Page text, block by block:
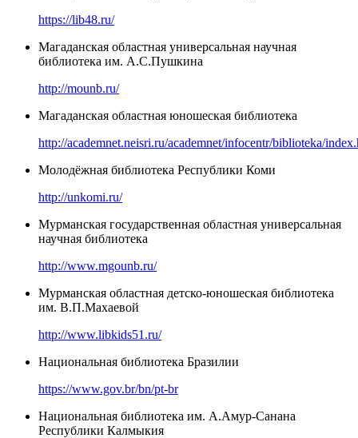
https://lib48.ru/
Магаданская областная универсальная научная
библиотека им. А.С.Пушкина
http://mounb.ru/
Магаданская областная юношеская библиотека
http://academnet.neisri.ru/academnet/infocentr/biblioteka/
Молодёжная библиотека Республики Коми
http://unkomi.ru/
Мурманская государственная областная универсальная
научная библиотека
http://www.mgounb.ru/
Мурманская областная детско-юношеская библиотека
им. В.П.Махаевой
http://www.libkids51.ru/
Национальная библиотека Бразилии
https://www.gov.br/bn/pt-br
Национальная библиотека им. А.Амур-Санана
Республики Калмыкия